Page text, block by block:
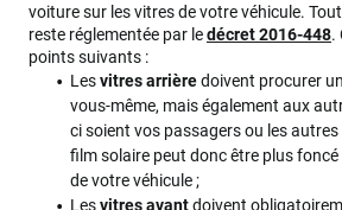
voiture sur les vitres de votre véhicule.
reste réglementée par ledécret 2016-448.
points suivants :
Lesvitres arrièredoivent procurer
vous-même, mais également aux
ci soient vos passagers ou les
film solaire peut donc être plus
de votre véhicule ;
Lesvitres avantdoivent